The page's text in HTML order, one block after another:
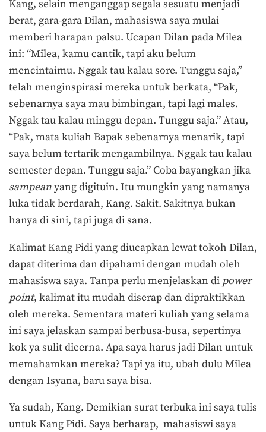
Kang, selain menganggap segala sesuatu menjadi
berat, gara-gara Dilan, mahasiswa saya mulai
memberi harapan palsu. Ucapan Dilan pada Milea
ini: “Milea, kamu cantik, tapi aku belum
mencintaimu. Nggak tau kalau sore. Tunggu saja,”
telah menginspirasi mereka untuk berkata, “Pak,
sebenarnya saya mau bimbingan, tapi lagi males.
Nggak tau kalau minggu depan. Tunggu saja.” Atau,
“Pak, mata kuliah Bapak sebenarnya menarik, tapi
saya belum tertarik mengambilnya. Nggak tau kalau
semester depan. Tunggu saja.” Coba bayangkan jika
sampeanyang digituin. Itu mungkin yang namanya
luka tidak berdarah, Kang. Sakit. Sakitnya bukan
hanya di sini, tapi juga di sana.
Kalimat Kang Pidi yang diucapkan lewat tokoh Dilan,
dapat diterima dan dipahami dengan mudah oleh
mahasiswa saya. Tanpa perlu menjelaskan di power
point, kalimat itu mudah diserap dan dipraktikkan
oleh mereka. Sementara materi kuliah yang selama
ini saya jelaskan sampai berbusa-busa, sepertinya
kok ya sulit dicerna. Apa saya harus jadi Dilan untuk
memahamkan mereka? Tapi ya itu, ubah dulu Milea
dengan Isyana, baru saya bisa.
Ya sudah, Kang. Demikian surat terbuka ini saya tulis
untuk Kang Pidi. Saya berharap, mahasiswi saya